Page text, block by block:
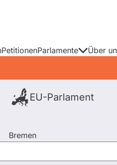
PetitionenParlamente
EU-Parlament
Bremen
Über